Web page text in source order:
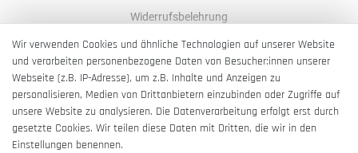
Widerrufsbelehrung
AGB
Impressum
Barrierefreiheitserklärung
Wir verwenden Cookies und ähnliche Technologien auf unserer Website
und verarbeiten personenbezogene Daten von Besucher:innen unserer
Webseite (z.B. IP-Adresse), um z.B. Inhalte und Anzeigen zu
personalisieren, Medien von Drittanbietern einzubinden oder Zugriffe auf
unsere Website zu analysieren. Die Datenverarbeitung erfolgt erst durch
gesetzte Cookies. Wir teilen diese Daten mit Dritten, die wir in den
Einstellungen benennen.